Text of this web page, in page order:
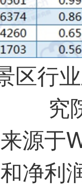
区行
究
源于
净利